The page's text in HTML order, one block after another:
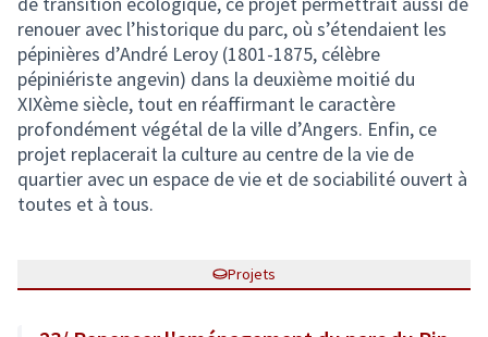
renouer avec l’historique du parc, où s’étendaient les
pépinières d’André Leroy (1801-1875, célèbre
pépiniériste angevin) dans la deuxième moitié du
XIXème siècle, tout en réaffirmant le caractère
profondément végétal de la ville d’Angers. Enfin, ce
projet replacerait la culture au centre de la vie de
quartier avec un espace de vie et de sociabilité ouvert à
toutes et à tous.
Projets